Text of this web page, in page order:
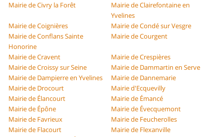
Mairie de Civry la Forêt
Mairie de Clairefontaine en
Yvelines
Mairie de Coignières
Mairie de Condé sur Vesgre
Mairie de Conflans Sainte
Honorine
Mairie de Courgent
Mairie de Cravent
Mairie de Crespières
Mairie de Croissy sur Seine
Mairie de Dammartin en Serve
Mairie de Dampierre en Yvelines
Mairie de Dannemarie
Mairie de Drocourt
Mairie d'Ecquevilly
Mairie de Élancourt
Mairie de Émancé
Mairie de Épône
Mairie de Évecquemont
Mairie de Favrieux
Mairie de Feucherolles
Mairie de Flacourt
Mairie de Flexanville